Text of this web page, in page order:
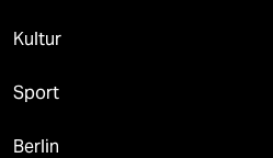
Kultur
Sport
Berlin